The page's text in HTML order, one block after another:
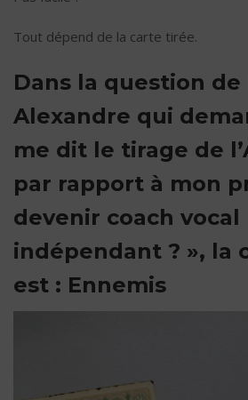
Tout dépend de la carte tirée.
Dans la question de
Alexandre qui
me dit le tirage de
par rapport à mon
devenir coach vocal
indépendant ? », la
est : Ennemis